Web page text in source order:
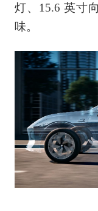
灯、15.6 英寸
味。